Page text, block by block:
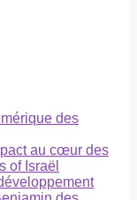
des
au cœur des
of Israël